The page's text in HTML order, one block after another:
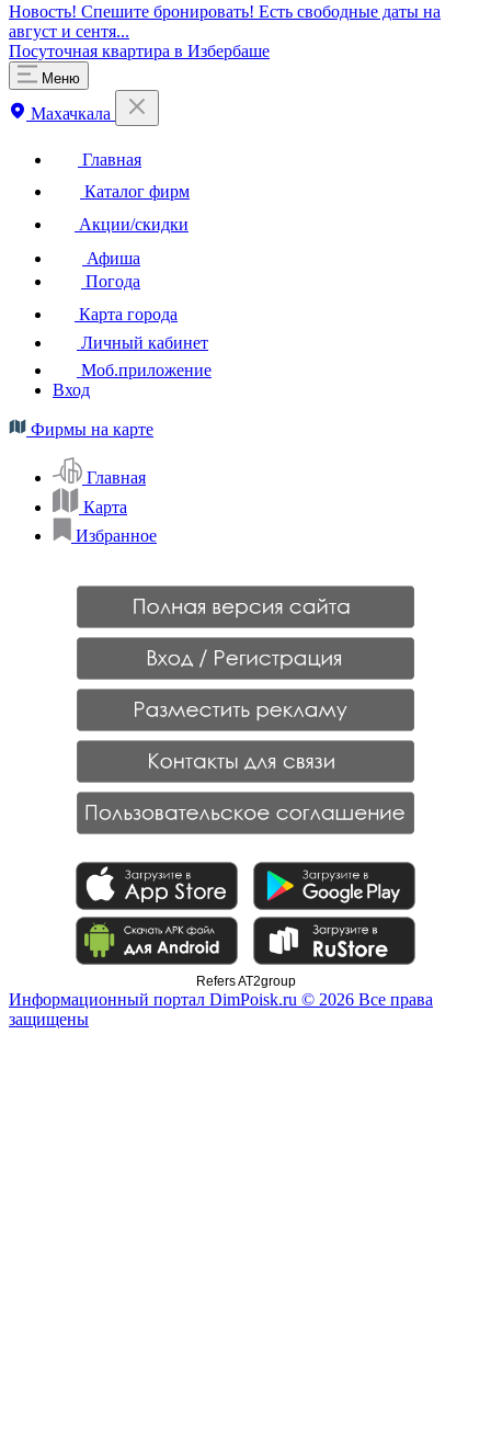
Новость! Спешите бронировать! Есть свободные даты на
август и сентя...
Посуточная квартира в Избербаше
Меню
Махачкала
Главная
Каталог фирм
Акции/скидки
Афиша
Погода
Карта города
Личный кабинет
Моб.приложение
Вход
Фирмы на карте
Главная
Карта
Избранное
Refers AT2group
Информационный портал DimPoisk.ru © 2026 Все права
защищены